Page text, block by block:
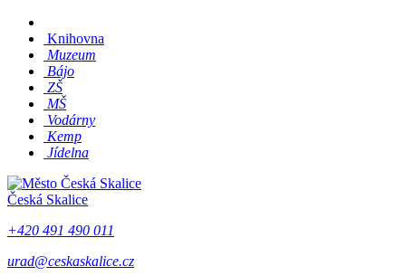
Knihovna
Muzeum
Bájo
ZŠ
MŠ
Vodárny
Kemp
Jídelna
Česká Skalice
+420 491 490 011
urad@ceskaskalice.cz